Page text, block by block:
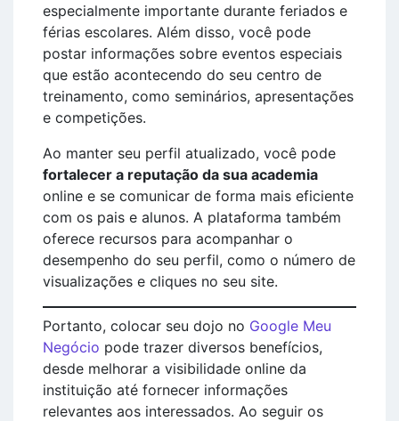
especialmente importante durante feriados e
férias escolares. Além disso, você pode
postar informações sobre eventos especiais
que estão acontecendo do seu centro de
treinamento, como seminários, apresentações
e competições.
Ao manter seu perfil atualizado, você pode
fortalecer a reputação da sua academia
online e se comunicar de forma mais eficiente
com os pais e alunos. A plataforma também
oferece recursos para acompanhar o
desempenho do seu perfil, como o número de
visualizações e cliques no seu site.
Portanto, colocar seu dojo no Google Meu
Negócio pode trazer diversos benefícios,
desde melhorar a visibilidade online da
instituição até fornecer informações
relevantes aos interessados. Ao seguir os